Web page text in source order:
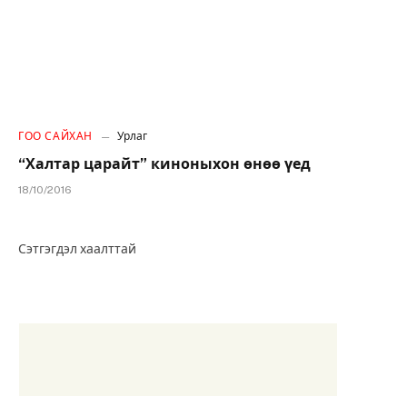
ГОО САЙХАН Урлаг
“Халтар царайт” киноныхон өнөө үед
18/10/2016
Сэтгэгдэл хаалттай